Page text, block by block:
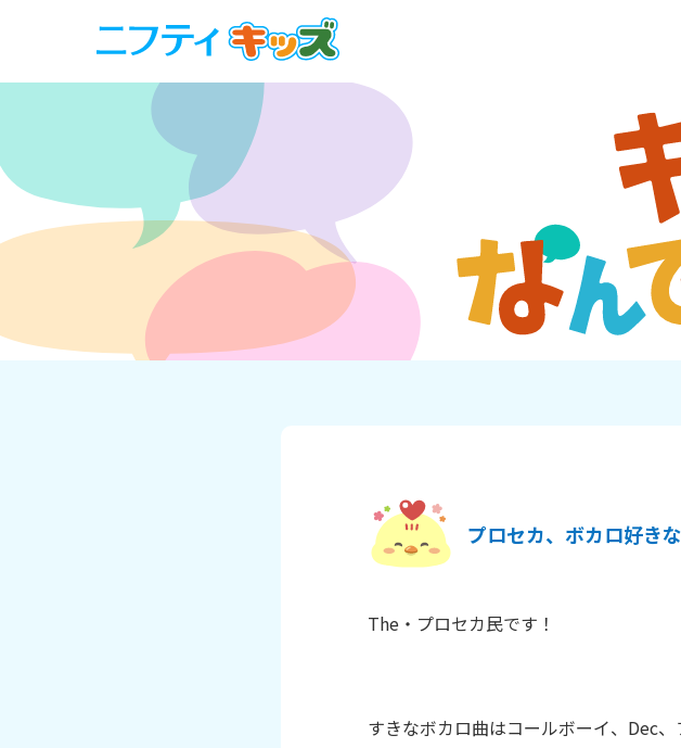
プロセカ、ボカロ好き
The・プロセカ民です！
すきなボカロ曲はコールボーイ、Dec